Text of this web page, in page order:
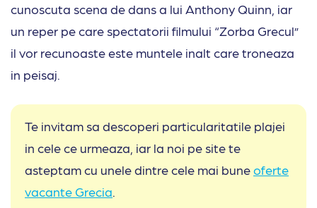
cunoscuta scena de dans a lui Anthony Quinn, iar
un reper pe care spectatorii filmului “Zorba Grecul”
il vor recunoaste este muntele inalt care troneaza
in peisaj.
Te invitam sa descoperi particularitatile plajei
in cele ce urmeaza, iar la noi pe site te
asteptam cu unele dintre cele mai buneoferte
vacante Grecia